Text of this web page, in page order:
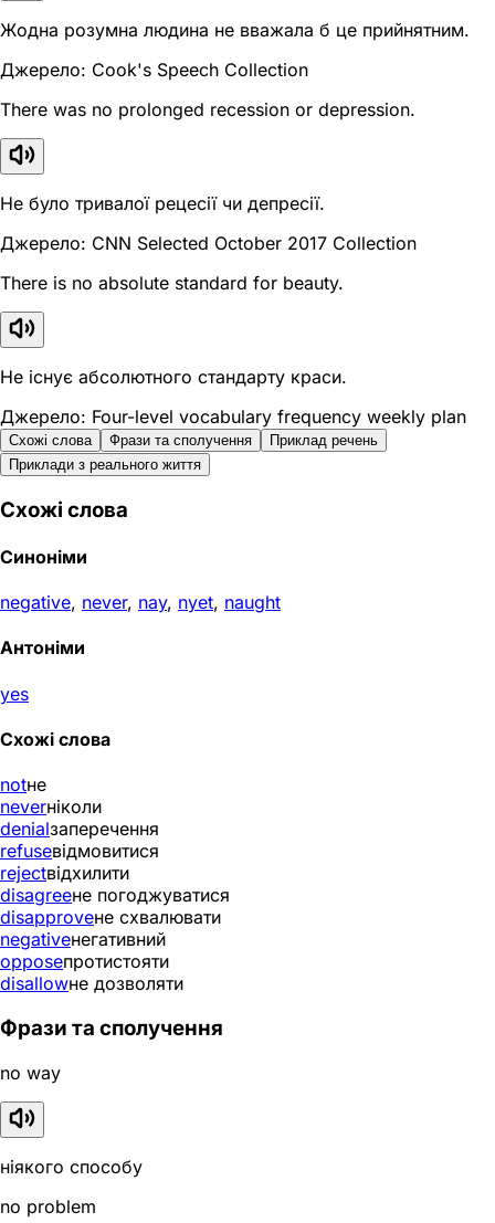
Жодна розумна людина не вважала б це прийнятним.
Джерело: Cook's Speech Collection
There was no prolonged recession or depression.
Не було тривалої рецесії чи депресії.
Джерело: CNN Selected October 2017 Collection
There is no absolute standard for beauty.
Не існує абсолютного стандарту краси.
Джерело: Four-level vocabulary frequency weekly plan
Схожі слова Фрази та сполучення
Приклад речень
Приклади з реального життя
Схожі слова
Синоніми
negative, never, nay, nyet, naught
Антоніми
yes
Схожі слова
notне
neverніколи
denialзаперечення
refuseвідмовитися
rejectвідхилити
disagreeне погоджуватися
disapproveне схвалювати
negativeнегативний
opposeпротистояти
disallowне дозволяти
Фрази та сполучення
no way
ніякого способу
no problem